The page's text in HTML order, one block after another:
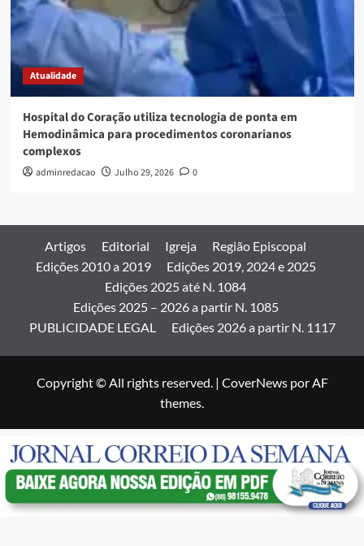
Atualidade
Hospital do Coração utiliza tecnologia de ponta em
Hemodinâmica para procedimentos coronarianos
complexos
adminredacao Julho 29, 2026 0
Artigos Editorial Igreja
Região Episcopal
Edições 2010 a 2019
Edições 2019, 2024 e 2025
Edições 2025 até N. 1084
Edições 2025 – 2026 a partir N. 1085
PUBLICIDADE LEGAL
Edições 2026 a partir N. 1117
Copyright © All rights reserved. | CoverNewspor AF
themes.